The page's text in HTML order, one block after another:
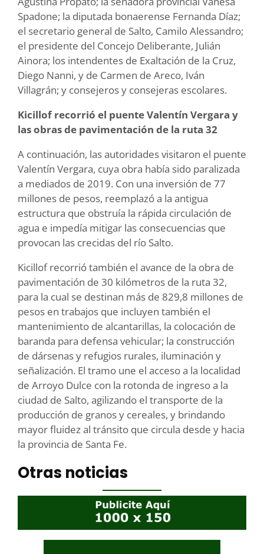
Spadone; la diputada bonaerense Fernanda Díaz;
el secretario general de Salto, Camilo Alessandro;
el presidente del Concejo Deliberante, Julián
Ainora; los intendentes de Exaltación de la Cruz,
Diego Nanni, y de Carmen de Areco, Iván
Villagrán; y consejeros y consejeras escolares.
Kicillof recorrió el puente Valentín Vergara y
las obras de pavimentación de la ruta 32
A continuación, las autoridades visitaron el puente
Valentín Vergara, cuya obra había sido paralizada
a mediados de 2019. Con una inversión de 77
millones de pesos, reemplazó a la antigua
estructura que obstruía la rápida circulación de
agua e impedía mitigar las consecuencias que
provocan las crecidas del río Salto.
Kicillof recorrió también el avance de la obra de
pavimentación de 30 kilómetros de la ruta 32,
para la cual se destinan más de 829,8 millones de
pesos en trabajos que incluyen también el
mantenimiento de alcantarillas, la colocación de
baranda para defensa vehicular; la construcción
de dársenas y refugios rurales, iluminación y
señalización. El tramo une el acceso a la localidad
de Arroyo Dulce con la rotonda de ingreso a la
ciudad de Salto, agilizando el transporte de la
producción de granos y cereales, y brindando
mayor fluidez al tránsito que circula desde y hacia
la provincia de Santa Fe.
Otras noticias